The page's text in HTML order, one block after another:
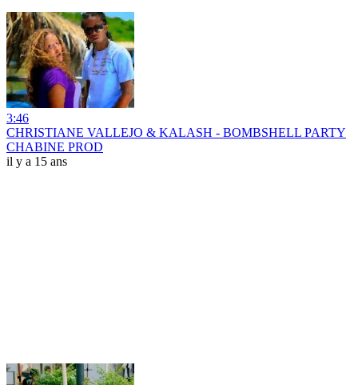
3:46
CHRISTIANE VALLEJO & KALASH - BOMBSHELL PARTY
CHABINE PROD
il y a 15 ans